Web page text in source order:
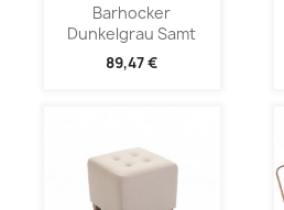
Barhocker
Dunkelgrau Samt
89,47 €